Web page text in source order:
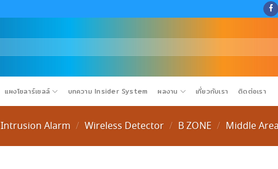
แผงโซลาร์เซลล์ บทความ Insider System ผลงาน เกี่ยวกับเรา ติดต่อเรา
Intrusion Alarm / Wireless Detector / B ZONE / Middle